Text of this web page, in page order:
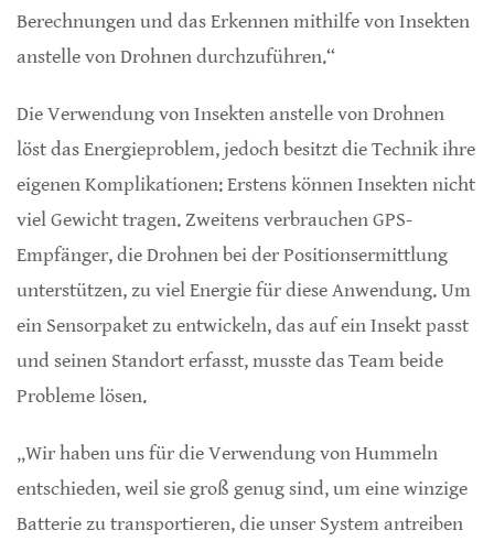
Berechnungen und das Erkennen mithilfe von Insekten
anstelle von Drohnen durchzuführen.“
Die Verwendung von Insekten anstelle von Drohnen
löst das Energieproblem, jedoch besitzt die Technik ihre
eigenen Komplikationen: Erstens können Insekten nicht
viel Gewicht tragen. Zweitens verbrauchen GPS-
Empfänger, die Drohnen bei der Positionsermittlung
unterstützen, zu viel Energie für diese Anwendung. Um
ein Sensorpaket zu entwickeln, das auf ein Insekt passt
und seinen Standort erfasst, musste das Team beide
Probleme lösen.
„Wir haben uns für die Verwendung von Hummeln
entschieden, weil sie groß genug sind, um eine winzige
Batterie zu transportieren, die unser System antreiben